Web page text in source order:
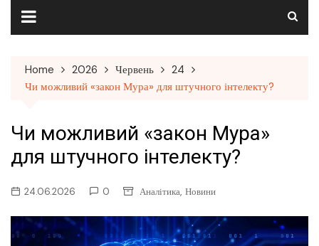
Home 2026 Червень
24
Чи можливий «закон Мура» для штучного інтелекту?
Чи можливий «закон Мура»
для штучного інтелекту?
24.06.2026 0 Аналітика, Новини